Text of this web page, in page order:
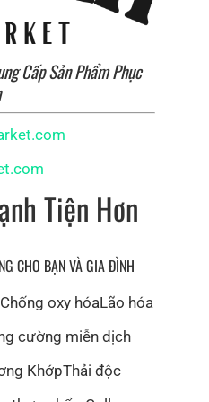
tiếp cận này không chỉ
hàng mà còn củng cố
Việt Nam, tạo ra một sự
sản phẩm của chúng tôi
bắt nguồn.
TÂM ĐẾN LỢI
Cấp Sản Phẩm Phục
Tiện Hơn
CHO BẠN VÀ GIA ĐÌNH
Chống oxy hóaLão hóa
cường miễn dịch
KhớpThải độc